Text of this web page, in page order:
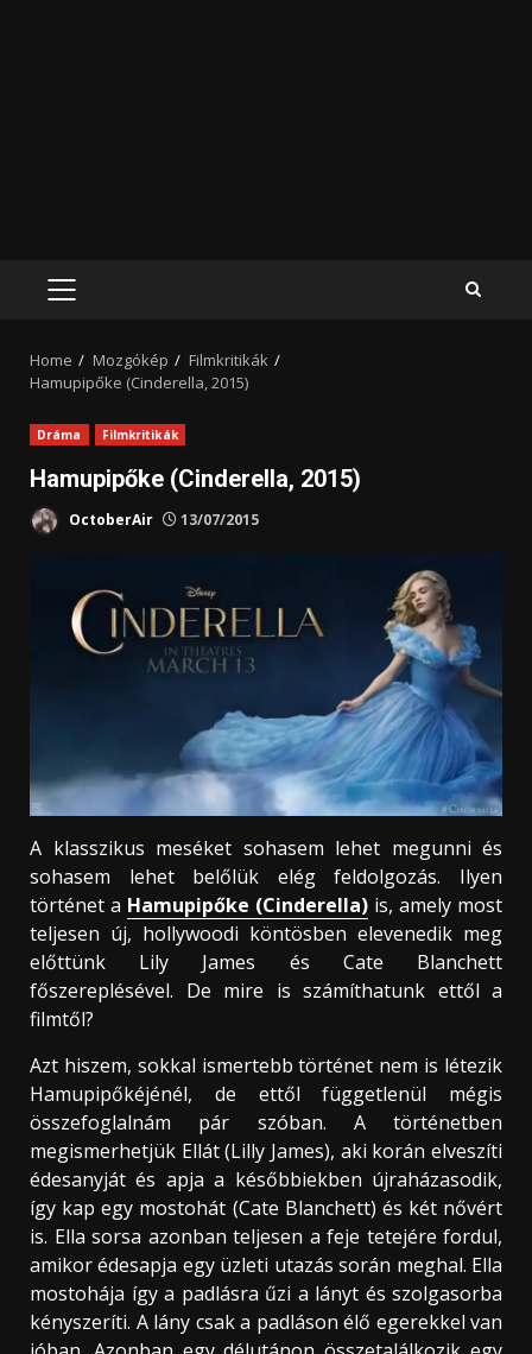
PRIMARY
Home Mozgókép
Filmkritikák
Hamupipőke (Cinderella, 2015)
Dráma Filmkritikák
Hamupipőke (Cinderella, 2015)
OctoberAir 13/07/2015
A klasszikus meséket sohasem lehet megunni és
sohasem lehet belőlük elég feldolgozás. Ilyen
történet a Hamupipőke (Cinderella) is, amely most
teljesen új, hollywoodi köntösben elevenedik meg
előttünk Lily James és Cate Blanchett
főszereplésével. De mire is számíthatunk ettől a
filmtől?
Azt hiszem, sokkal ismertebb történet nem is létezik
Hamupipőkéjénél, de ettől függetlenül mégis
összefoglalnám pár szóban. A történetben
megismerhetjük Ellát (Lilly James), aki korán elveszíti
édesanyját és apja a későbbiekben újraházasodik,
így kap egy mostohát (Cate Blanchett) és két nővért
is. Ella sorsa azonban teljesen a feje tetejére fordul,
amikor édesapja egy üzleti utazás során meghal. Ella
mostohája így a padlásra űzi a lányt és szolgasorba
kényszeríti. A lány csak a padláson élő egerekkel van